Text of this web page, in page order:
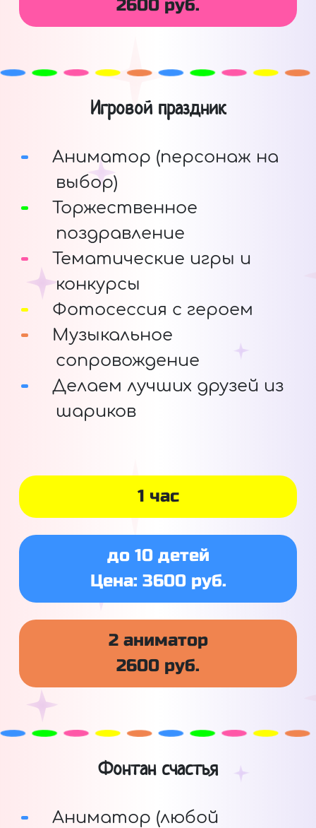
2600 руб.
Игровой праздник
Аниматор (персонаж на
выбор)
Торжественное
поздравление
Тематические игры и
конкурсы
Фотосессия с героем
Музыкальное
сопровождение
Делаем лучших друзей из
шариков
1 час
до 10 детей
Цена: 3600 руб.
2 аниматор
2600 руб.
Фонтан счастья
Аниматор (любой